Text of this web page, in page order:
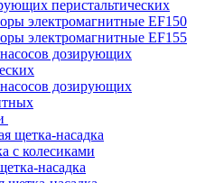
перистальтических
электромагнитные EF150
электромагнитные EF155
дозирующих
дозирующих
щетка-насадка
с колесиками
насадка